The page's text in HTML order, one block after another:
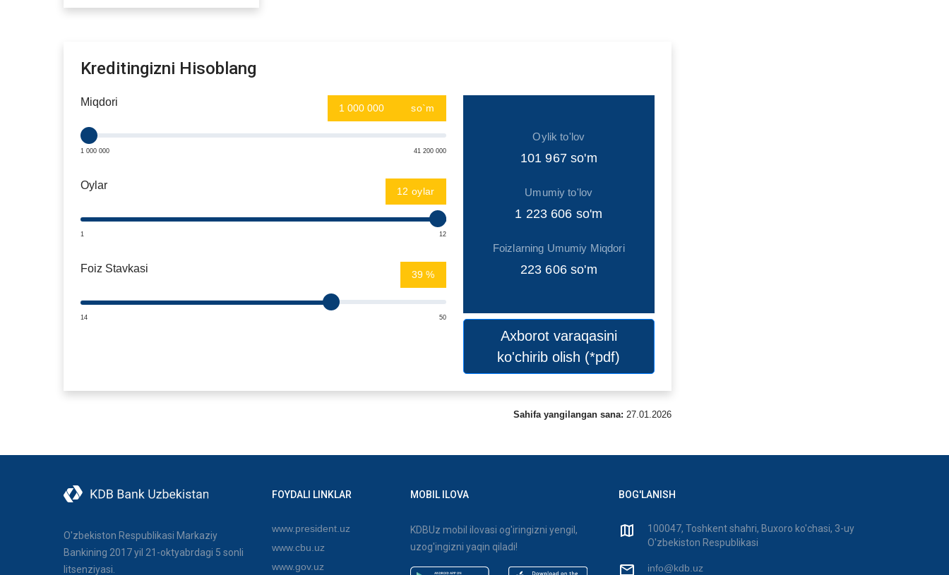
Kreditingizni Hisoblang
Miqdori so`m
1 000 000 41 200 000
Oylar oylar
1 12
Foiz Stavkasi %
14 50
Oylik to'lov
101 967so'm
Umumiy to'lov
1 223 606 so'm
Foizlarning Umumiy Miqdori
223 606so'm
Axborot varaqasini
ko'chirib olish (*pdf)
Sahifa yangilangan sana: 27.01.2026
O'zbekiston Respublikasi Markaziy
Bankining 2017 yil 21-oktyabrdagi 5 sonli
litsenziyasi.
FOYDALI LINKLAR
www.president.uz
www.cbu.uz
www.gov.uz
MOBIL ILOVA
KDBUz mobil ilovasi og'iringizni yengil,
uzog'ingizni yaqin qiladi!
BOG'LANISH
100047, Toshkent shahri, Buxoro ko'chasi, 3-uy
O'zbekiston Respublikasi
info@kdb.uz